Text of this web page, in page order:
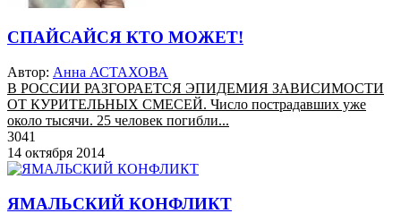
СПАЙСАЙСЯ КТО МОЖЕТ!
Автор: Анна АСТАХОВА
В РОССИИ РАЗГОРАЕТСЯ ЭПИДЕМИЯ ЗАВИСИМОСТИ
ОТ КУРИТЕЛЬНЫХ СМЕСЕЙ. Число пострадавших уже
около тысячи. 25 человек погибли...
3041
14 октября 2014
ЯМАЛЬСКИЙ КОНФЛИКТ